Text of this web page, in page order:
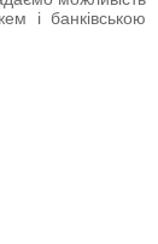
і банківською